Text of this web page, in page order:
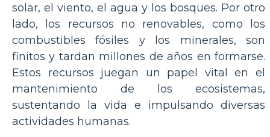
solar, el viento, el agua y los bosques. Por otro
lado, los recursos no renovables, como los
combustibles fósiles y los minerales, son
finitos y tardan millones de años en formarse.
Estos recursos juegan un papel vital en el
mantenimiento de los ecosistemas,
sustentando la vida e impulsando diversas
actividades humanas.